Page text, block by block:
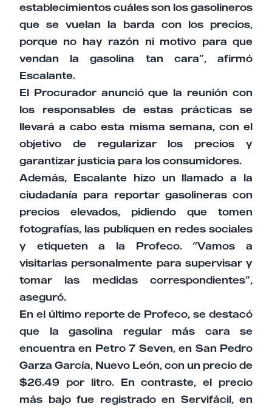
establecimientos cuáles son los gasolineros
que se vuelan la barda con los precios,
porque no hay razón ni motivo para que
vendan la gasolina tan cara”, afirmó
Escalante.
El Procurador anunció que la reunión con
los responsables de estas prácticas se
llevará a cabo esta misma semana, con el
objetivo de regularizar los precios y
garantizar justicia para los consumidores.
Además, Escalante hizo un llamado a la
ciudadanía para reportar gasolineras con
precios elevados, pidiendo que tomen
fotografías, las publiquen en redes sociales
y etiqueten a la Profeco. “Vamos a
visitarlas personalmente para supervisar y
tomar las medidas correspondientes”,
aseguró.
En el último reporte de Profeco, se destacó
que la gasolina regular más cara se
encuentra en Petro 7 Seven, en San Pedro
Garza García, Nuevo León, con un precio de
$26.49 por litro. En contraste, el precio
más bajo fue registrado en Servifácil, en